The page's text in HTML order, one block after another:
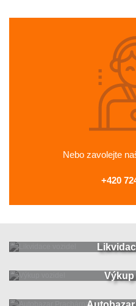
Nebo zavolejte
+420
Výkup